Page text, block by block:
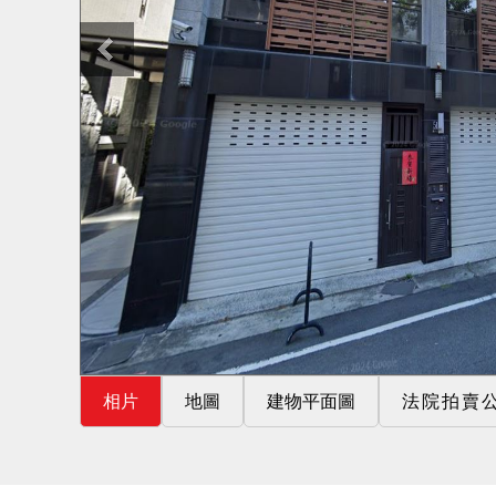
相片 地圖 建物平面圖 法院拍賣